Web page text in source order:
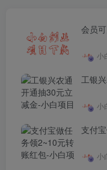
会员
小
工银
小
支付
小